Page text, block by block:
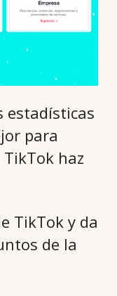
estadísticas
para
haz
TikTok y da
de la